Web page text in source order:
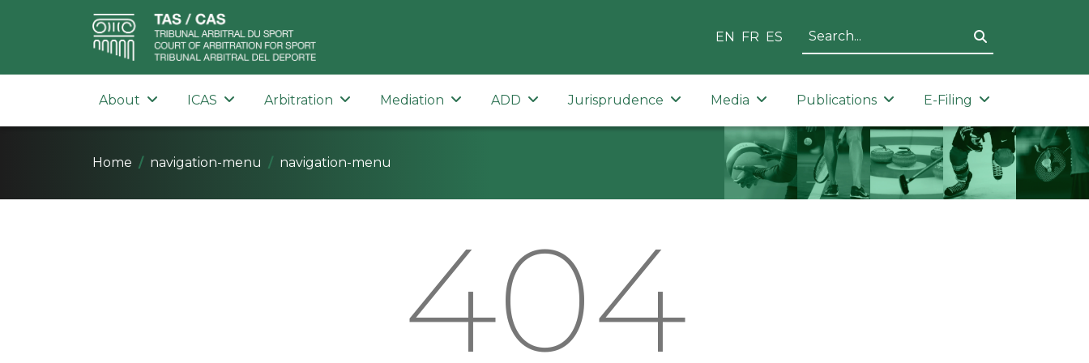
EN FR ES
About ICAS Arbitration Mediation ADD Jurisprudence Media Publications E-Filing
Home navigation-menu navigation-menu
404